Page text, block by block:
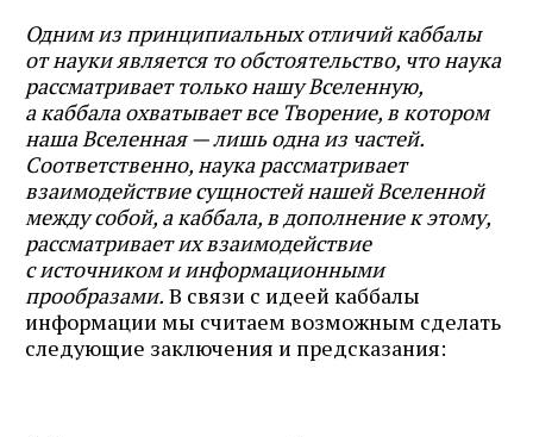
Одним из принципиальных отличий каббалы
от науки является то обстоятельство, что наука
рассматривает только нашу Вселенную,
а каббала охватывает все Творение, в котором
наша Вселенная — лишь одна из частей.
Соответственно, наука рассматривает
взаимодействие сущностей нашей Вселенной
между собой, а каббала, в дополнение к этому,
рассматривает их взаимодействие
с источником и информационными
прообразами. В связи с идеей каббалы
информации мы считаем возможным сделать
следующие заключения и предсказания: